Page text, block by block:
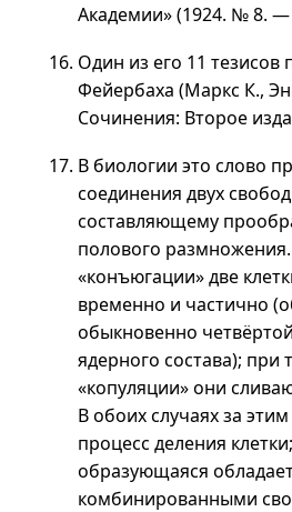
Академии» (1924. № 8. —
Один из его 11 тезисов
Фейербаха (Маркс К.,
Сочинения: Второе
В биологии это слово
соединения двух
составляющему
полового
«конъюгации» две
временно и частично
обыкновенно
ядерного состава); при
«копуляции» они
В обоих случаях за
процесс деления
образующаяся
комбинированными